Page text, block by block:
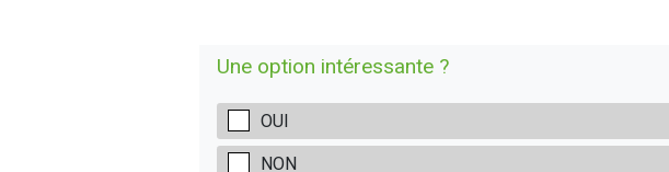
Une option intéressante ?
OUI
NON